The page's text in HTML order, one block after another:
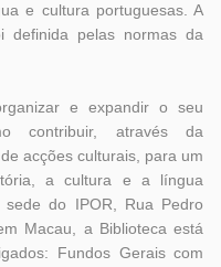
e cultura portuguesas. A
definida pelas normas da
e expandir o seu
contribuir, através da
acções culturais, para um
a cultura e a língua
do IPOR, Rua Pedro
Macau, a Biblioteca está
Fundos Gerais com